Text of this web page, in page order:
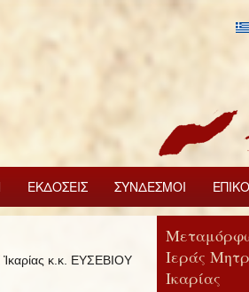
ΕΚΔΟΣΕΙΣ ΣΥΝΔΕΣΜΟΙ
κ.κ. ΕΥΣΕΒΙΟΥ
Ιεράς
Ικαρίας